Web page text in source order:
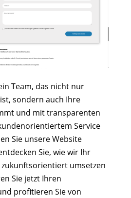
Team, das nicht nur
sondern auch Ihre
und mit transparenten
Service
Sie unsere Website
Sie, wie wir Ihr
umsetzen
Sie jetzt Ihren
profitieren Sie von